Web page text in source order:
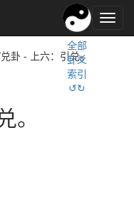
易
经
全部
卦爻
索引
↺↻
卦 - 上六：引兑。
。